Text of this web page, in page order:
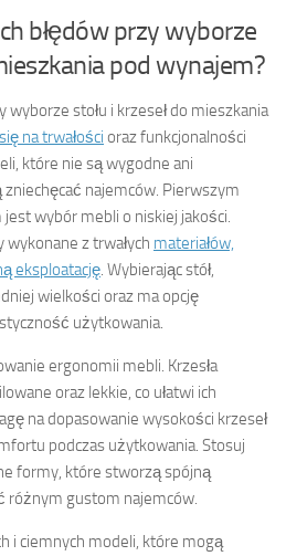
błędów przy wyborze
pod wynajem?
wyborze stołu i krzeseł do mieszkania
na trwałości oraz funkcjonalności
które nie są wygodne ani
najemców. Pierwszym
wybór mebli o niskiej jakości.
z trwałych materiałów,
eksploatację . Wybierając stół,
wielkości oraz ma opcję
użytkowania.
ergonomii mebli. Krzesła
oraz lekkie, co ułatwi ich
na dopasowanie wysokości krzeseł
podczas użytkowania. Stosuj
formy, które stworzą spójną
różnym gustom najemców.
i ciemnych modeli, które mogą